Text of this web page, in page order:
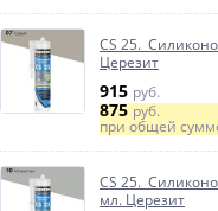
CS 25.
Церезит
915 руб.
875руб.
при общей
CS 25.
мл. Церезит